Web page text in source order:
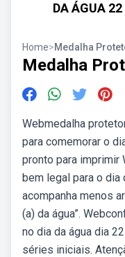
DA ÁGUA
Home>Medalha
Medalha
Webmedalha
para comemorar o
pronto para imprimir
bem legal para o
acompanha menos
(a) da água”.
no dia da água dia
séries iniciais.